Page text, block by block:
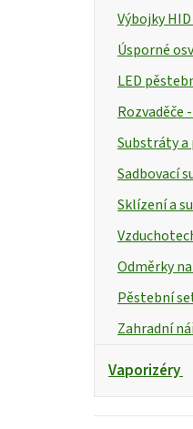
Výbojky
Úsporné
LED
Rozvaděče
Substráty a
Sadbovací
Sklízení a
Odměrky
Pěstební
Zahradní
Vaporizéry